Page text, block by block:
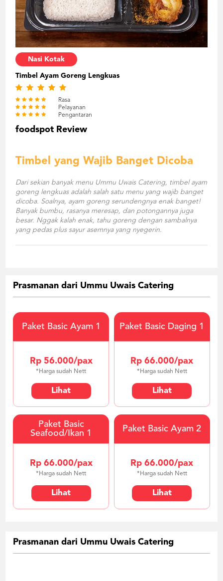
Nasi Kotak
Timbel Ayam Goreng Lengkuas
Rasa
Pelayanan
Pengantaran
foodspot Review
Timbel yang Wajib Banget Dicoba
Dari sekian banyak menu Ummu Uwais Catering, timbel ayam
goreng lengkuas adalah salah satu menu yang wajib banget
dicoba. Soalnya, ayam goreng serundengnya enak banget!
Banyak bumbu, rasanya meresap, dan potongannya juga
besar. Nggak kalah enak, tahu goreng dengan sambalnya
yang pedas plus sayur asemnya yang nyegerin.
Prasmanan dari Ummu Uwais Catering
Paket Basic Ayam 1
Rp 56.000/pax
*Harga sudah Nett
Lihat
Paket Basic Daging 1
Rp 66.000/pax
*Harga sudah Nett
Lihat
Paket Basic
Seafood/Ikan 1
Rp 66.000/pax
*Harga sudah Nett
Lihat
Paket Basic Ayam 2
Rp 66.000/pax
*Harga sudah Nett
Lihat
Prasmanan dari Ummu Uwais Catering